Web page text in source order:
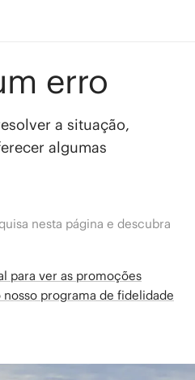
erro
a situação,
algumas
nesta página e descubra
para ver as promoções
programa de fidelidade